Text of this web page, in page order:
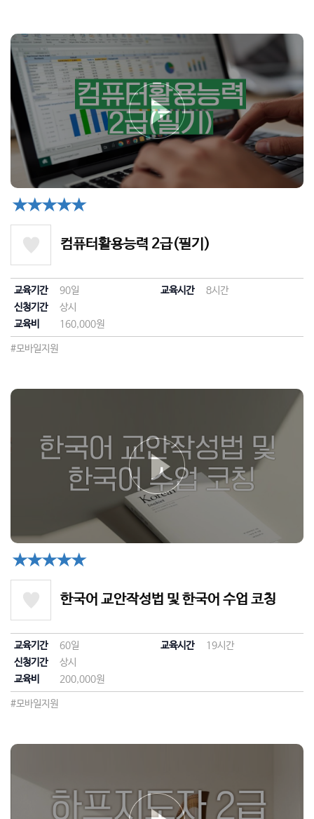
★★★★★
컴퓨터활용능력 2급(필기)
교육기간 90일 교육시간
8시간
신청기간
상시
교육비
160,000원
#모바일지원
★★★★★
한국어 교안작성법 및 한국어 수업 코칭
교육기간 60일 교육시간
19시간
신청기간
상시
교육비
200,000원
#모바일지원